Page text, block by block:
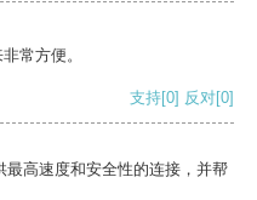
常方便。
支持[0] 反对[0]
高速度和安全性的连接，并帮